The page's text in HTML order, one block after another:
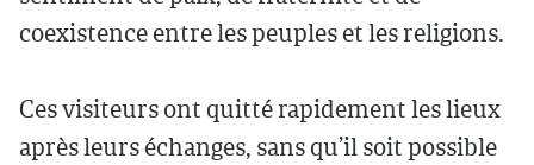
coexistence entre les peuples et les religions.
Ces visiteurs ont quitté rapidement les lieux
après leurs échanges, sans qu’il soit possible